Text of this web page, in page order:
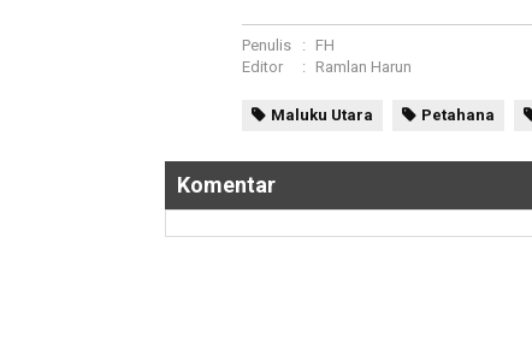
Penulis :
FH
Editor
: Ramlan Harun
Maluku Utara Petahana
Komentar